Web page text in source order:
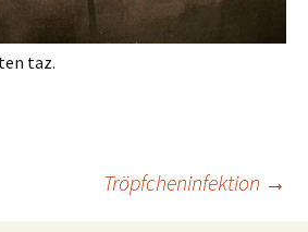
taz.
Tröpfcheninfektion →